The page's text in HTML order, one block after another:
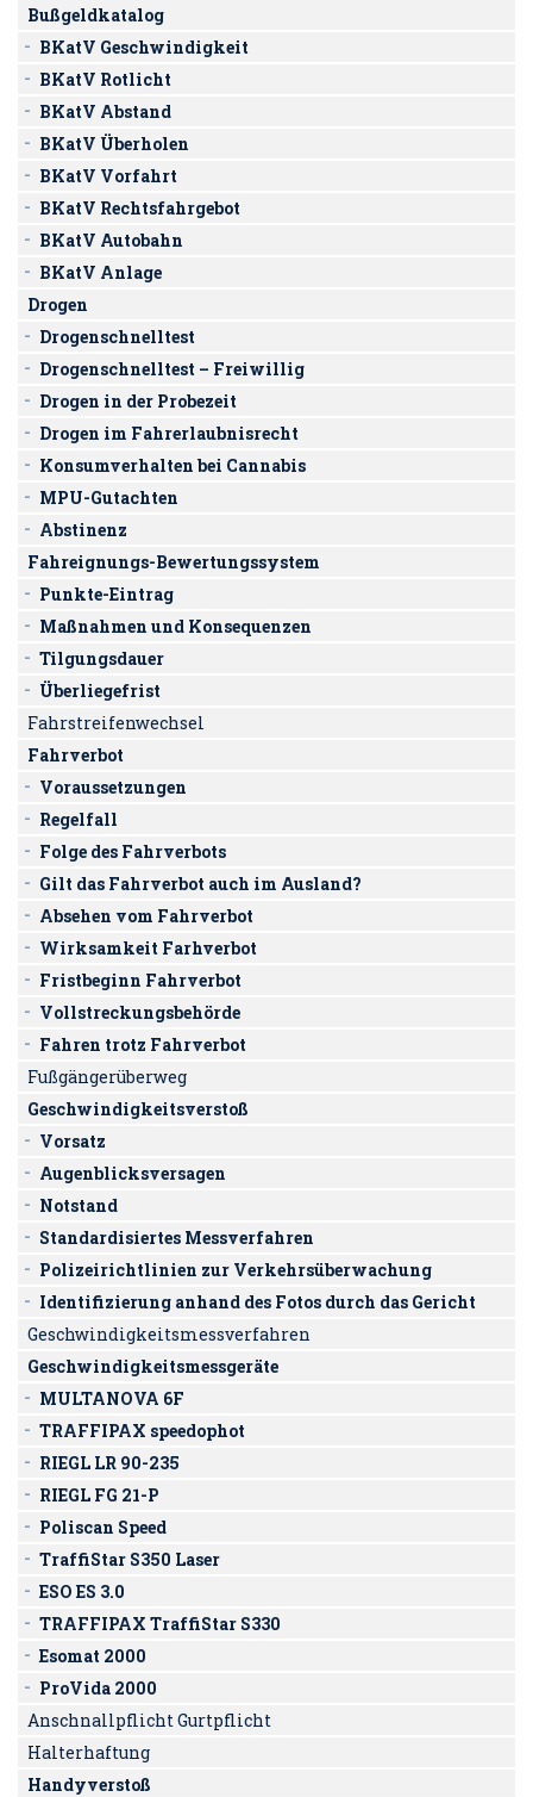
Bußgeldkatalog
BKatV Geschwindigkeit
BKatV Rotlicht
BKatV Abstand
BKatV Überholen
BKatV Vorfahrt
BKatV Rechtsfahrgebot
BKatV Autobahn
BKatV Anlage
Drogen
Drogenschnelltest
Drogenschnelltest – Freiwillig
Drogen in der Probezeit
Drogen im Fahrerlaubnisrecht
Konsumverhalten bei Cannabis
MPU-Gutachten
Abstinenz
Fahreignungs-Bewertungssystem
Punkte-Eintrag
Maßnahmen und Konsequenzen
Tilgungsdauer
Überliegefrist
Fahrstreifenwechsel
Fahrverbot
Voraussetzungen
Regelfall
Folge des Fahrverbots
Gilt das Fahrverbot auch im Ausland?
Absehen vom Fahrverbot
Wirksamkeit Farhverbot
Fristbeginn Fahrverbot
Vollstreckungsbehörde
Fahren trotz Fahrverbot
Fußgängerüberweg
Geschwindigkeitsverstoß
Vorsatz
Augenblicksversagen
Notstand
Standardisiertes Messverfahren
Polizeirichtlinien zur Verkehrsüberwachung
Identifizierung anhand des Fotos durch das Gericht
Geschwindigkeitsmessverfahren
Geschwindigkeitsmessgeräte
MULTANOVA 6F
TRAFFIPAX speedophot
RIEGL LR 90-235
RIEGL FG 21-P
Poliscan Speed
TraffiStar S350 Laser
ESO ES 3.0
TRAFFIPAX TraffiStar S330
Esomat 2000
ProVida 2000
Anschnallpflicht Gurtpflicht
Halterhaftung
Handyverstoß